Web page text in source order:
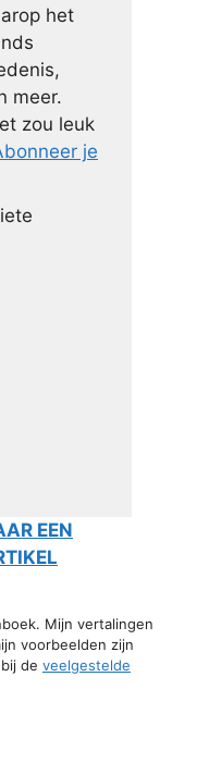
het
meer.
zou leuk
je
EEN
Mijn vertalingen
voorbeelden zijn
de veelgestelde